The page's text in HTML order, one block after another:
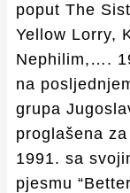
poput The
Yellow Lorry,
Nephilim,….
na
grupa
proglašena
1991. sa
pjesmu